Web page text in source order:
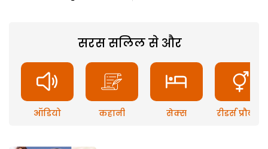
सरस सलिल से और
ऑडियो कहानी सेक्स रीडर्स प्रौब्लम